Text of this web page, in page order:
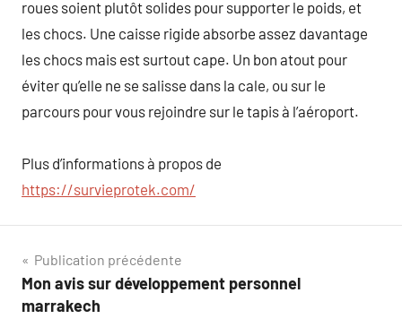
roues soient plutôt solides pour supporter le poids, et
les chocs. Une caisse rigide absorbe assez davantage
les chocs mais est surtout cape. Un bon atout pour
éviter qu’elle ne se salisse dans la cale, ou sur le
parcours pour vous rejoindre sur le tapis à l’aéroport.
Plus d’informations à propos de
https://survieprotek.com/
Navigation
de
Publication précédente
Mon avis sur développement personnel
marrakech